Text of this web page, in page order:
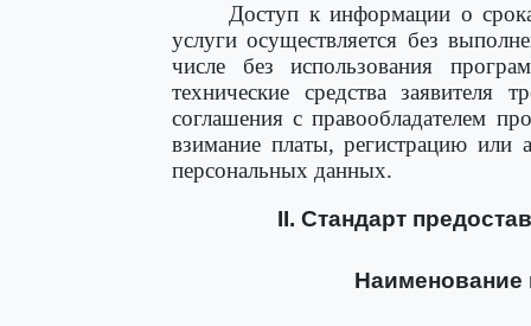
Доступ к информации о
услуги осуществляется без
числе без использования
технические средства заявителя
соглашения с правообладателем
взимание платы, регистрацию или
персональных данных.
II. Стандарт
Наименование